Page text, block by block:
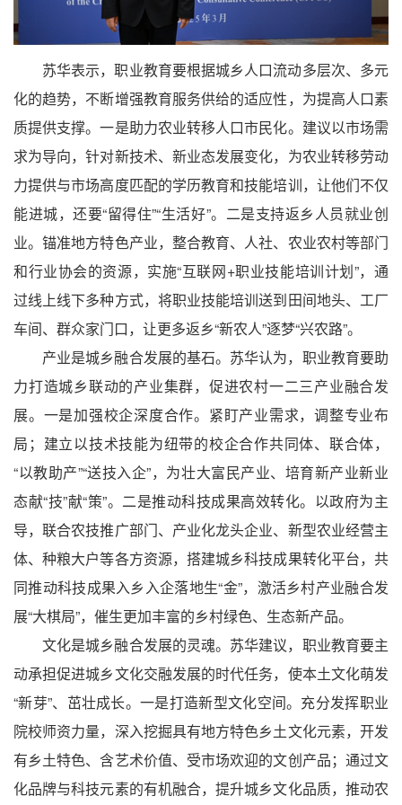
苏华表示，职业教育要根据城乡人口流动多层次、多元
化的趋势，不断增强教育服务供给的适应性，为提高人口素
质提供支撑。一是助力农业转移人口市民化。建议以市场需
求为导向，针对新技术、新业态发展变化，为农业转移劳动
力提供与市场高度匹配的学历教育和技能培训，让他们不仅
能进城，还要“留得住”“生活好”。二是支持返乡人员就业创
业。锚准地方特色产业，整合教育、人社、农业农村等部门
和行业协会的资源，实施“互联网+职业技能培训计划”，通
过线上线下多种方式，将职业技能培训送到田间地头、工厂
车间、群众家门口，让更多返乡“新农人”逐梦“兴农路”。
产业是城乡融合发展的基石。苏华认为，职业教育要助
力打造城乡联动的产业集群，促进农村一二三产业融合发
展。一是加强校企深度合作。紧盯产业需求，调整专业布
局；建立以技术技能为纽带的校企合作共同体、联合体，
“以教助产”“送技入企”，为壮大富民产业、培育新产业新业
态献“技”献“策”。二是推动科技成果高效转化。以政府为主
导，联合农技推广部门、产业化龙头企业、新型农业经营主
体、种粮大户等各方资源，搭建城乡科技成果转化平台，共
同推动科技成果入乡入企落地生“金”，激活乡村产业融合发
展“大棋局”，催生更加丰富的乡村绿色、生态新产品。
文化是城乡融合发展的灵魂。苏华建议，职业教育要主
动承担促进城乡文化交融发展的时代任务，使本土文化萌发
“新芽”、茁壮成长。一是打造新型文化空间。充分发挥职业
院校师资力量，深入挖掘具有地方特色乡土文化元素，开发
有乡土特色、含艺术价值、受市场欢迎的文创产品；通过文
化品牌与科技元素的有机融合，提升城乡文化品质，推动农